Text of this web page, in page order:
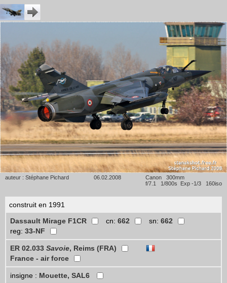
auteur : Stéphane Pichard 06.02.2008
Canon 300mm
f/7.1 1/800s Exp -1/3 160iso
construit en 1991
Dassault Mirage F1CR
cn: 662 sn: 662
reg: 33-NF
ER 02.033 Savoie, Reims (FRA)
France - air force
insigne : Mouette, SAL6